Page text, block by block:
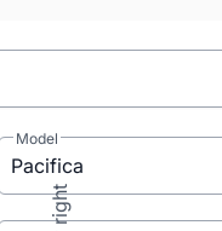
Model
Pacifica